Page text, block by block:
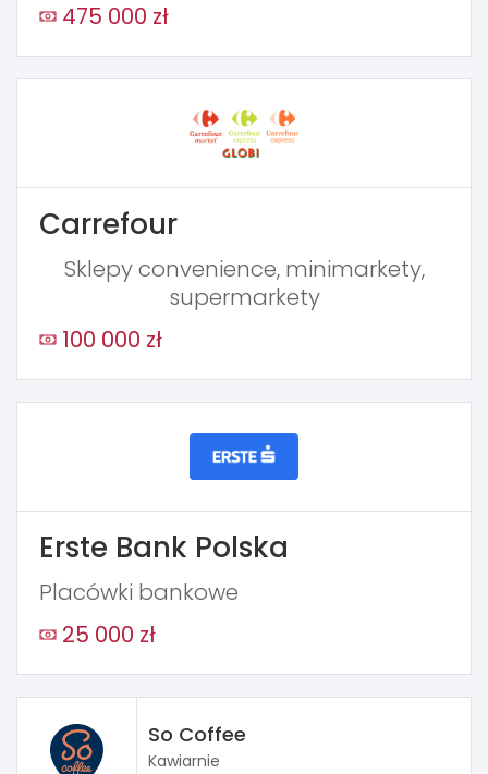
475 000 zł
Carrefour
Sklepy convenience, minimarkety,
supermarkety
100 000 zł
Erste Bank Polska
Placówki bankowe
25 000 zł
So Coffee
Kawiarnie